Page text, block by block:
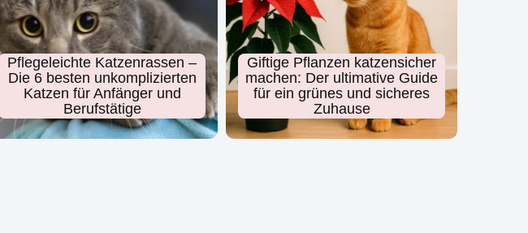
Pflegeleichte Katzenrassen –
Die 6 besten unkomplizierten
Katzen für Anfänger und
Berufstätige
Giftige Pflanzen katzensicher
machen: Der ultimative Guide
für ein grünes und sicheres
Zuhause